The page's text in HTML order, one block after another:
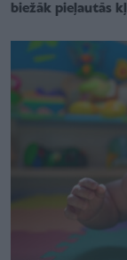
biežāk pieļautās